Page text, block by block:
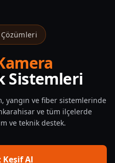
Sistemleri
yangın ve fiber sistemlerinde
ve tüm ilçelerde
ve teknik destek.
Keşif Al